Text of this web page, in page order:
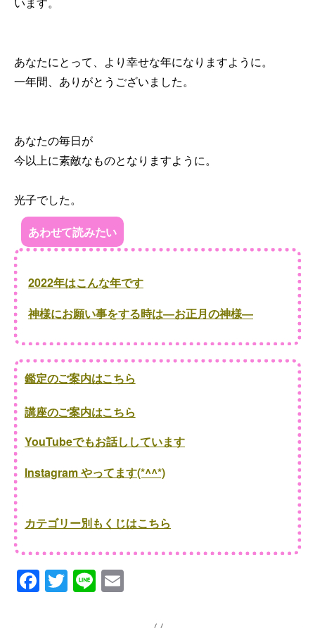
あなたにとって、より幸せな年になりますように。
一年間、ありがとうございました。
あなたの毎日が
今以上に素敵なものとなりますように。
光子でした。
あわせて読みたい
2022年はこんな年です
神様にお願い事をする時は―お正月の神様―
鑑定のご案内はこちら
講座のご案内はこちら
YouTubeでもお話ししています
Instagram やってます(*^^*)
カテゴリー別もくじはこちら
F
a
T
wi
Li
n